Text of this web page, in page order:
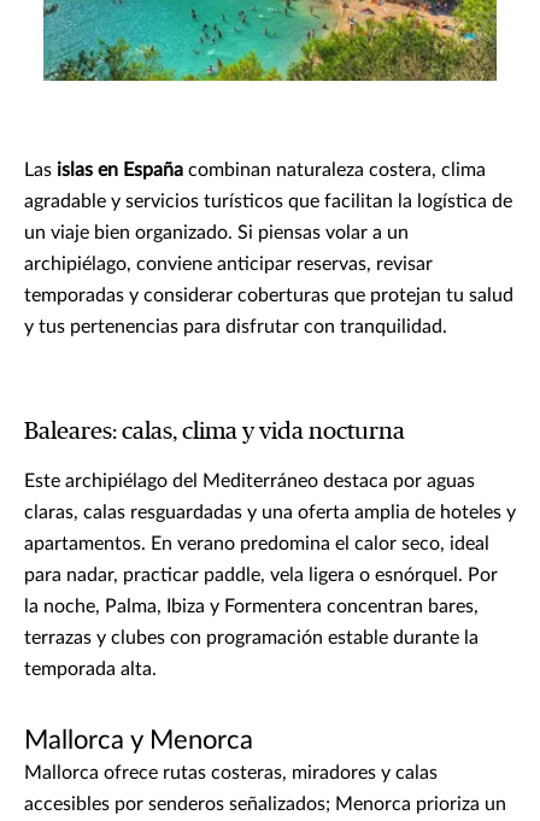
Las islas en España combinan naturaleza costera, clima
agradable y servicios turísticos que facilitan la logística de
un viaje bien organizado. Si piensas volar a un
archipiélago, conviene anticipar reservas, revisar
temporadas y considerar coberturas que protejan tu salud
y tus pertenencias para disfrutar con tranquilidad.
Baleares: calas, clima y vida nocturna
Este archipiélago del Mediterráneo destaca por aguas
claras, calas resguardadas y una oferta amplia de hoteles y
apartamentos. En verano predomina el calor seco, ideal
para nadar, practicar paddle, vela ligera o esnórquel. Por
la noche, Palma, Ibiza y Formentera concentran bares,
terrazas y clubes con programación estable durante la
temporada alta.
Mallorca y Menorca
Mallorca ofrece rutas costeras, miradores y calas
accesibles por senderos señalizados; Menorca prioriza un